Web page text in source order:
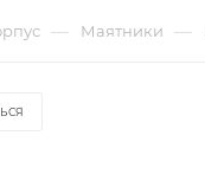
— Маятники —